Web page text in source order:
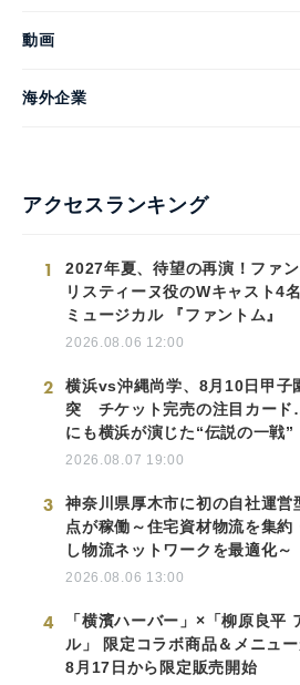
動画
海外企業
アクセスランキング
1
2027年夏、待望の再演！ファ
リスティーヌ役のWキャスト4
ミュージカル 『ファントム』
2026.08.06 12:00
2
横浜vs沖縄尚学、8月10日甲子
突 チケット完売の注目カー
にも横浜が演じた“伝説の一戦”
2026.08.07 19:00
3
神奈川県厚木市に初の自社運営
点が稼働～住宅資材物流を集約
し物流ネットワークを最適化～
2026.08.06 13:00
4
「横濱ハーバー」×「柳原良平
ル」 限定コラボ商品＆メニュ
8月17日から限定販売開始